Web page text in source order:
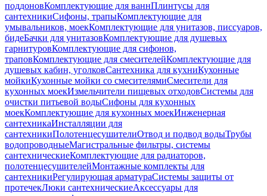
поддоновКомплектующие для ваннПлинтусы для
сантехникиСифоны, трапыКомплектующие для
умывальников, моекКомплектующие для унитазов, писсуаров,
бидеБачки для унитазовКомплектующие для душевых
гарнитуровКомплектующие для сифонов,
траповКомплектующие для смесителейКомплектующие для
душевых кабин, уголковСантехника для кухниКухонные
мойкиКухонные мойки со смесителямиСмесители для
кухонных моекИзмельчители пищевых отходовСистемы для
очистки питьевой водыСифоны для кухонных
моекКомплектующие для кухонных моекИнженерная
сантехникаИнсталляции для
сантехникиПолотенцесушителиОтвод и подвод водыТрубы
водопроводныеМагистральные фильтры, системы
сантехническиеКомплектующие для радиаторов,
полотенцесушителейМонтажные комплекты для
сантехникиРегулирующая арматураСистемы защиты от
протечекЛюки сантехническиеАксессуары для